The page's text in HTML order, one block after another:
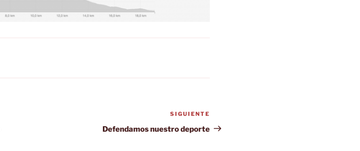
entrada
SIGUIENTE
Defendamos nuestro deporte